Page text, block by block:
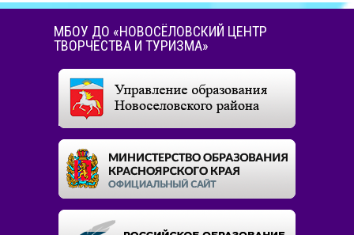
МБОУ ДО «НОВОСЁЛОВСКИЙ ЦЕНТР
ТВОРЧЕСТВА И ТУРИЗМА»